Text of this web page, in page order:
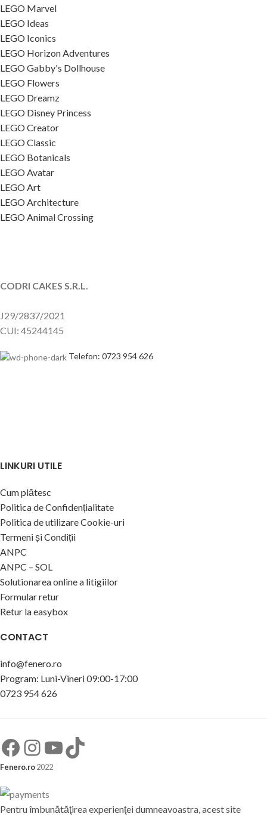
LEGO Marvel
LEGO Ideas
LEGO Iconics
LEGO Horizon Adventures
LEGO Gabby's Dollhouse
LEGO Flowers
LEGO Dreamz
LEGO Disney Princess
LEGO Creator
LEGO Classic
LEGO Botanicals
LEGO Avatar
LEGO Art
LEGO Architecture
LEGO Animal Crossing
CODRI CAKES S.R.L.
J29/2837/2021
CUI: 45244145
Telefon: 0723 954 626
LINKURI UTILE
Cum plătesc
Politica de Confidențialitate
Politica de utilizare Cookie-uri
Termeni și Condiții
ANPC
ANPC – SOL
Solutionarea online a litigiilor
Formular retur
Retur la easybox
CONTACT
info@fenero.ro
Program: Luni-Vineri 09:00-17:00
0723 954 626
Fenero.ro2022
Pentru îmbunătăţirea experienţei dumneavoastra, acest site